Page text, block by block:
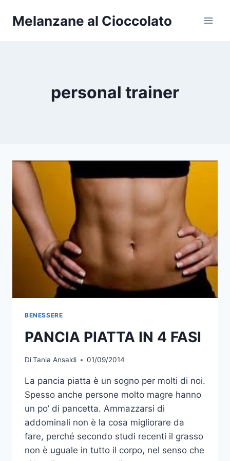
Melanzane al Cioccolato
personal trainer
BENESSERE
PANCIA PIATTA IN 4 FASI
DiTania Ansaldi 01/09/2014
La pancia piatta è un sogno per molti di noi.
Spesso anche persone molto magre hanno
un po’ di pancetta. Ammazzarsi di
addominali non è la cosa migliorare da
fare, perché secondo studi recenti il grasso
non è uguale in tutto il corpo, nel senso che